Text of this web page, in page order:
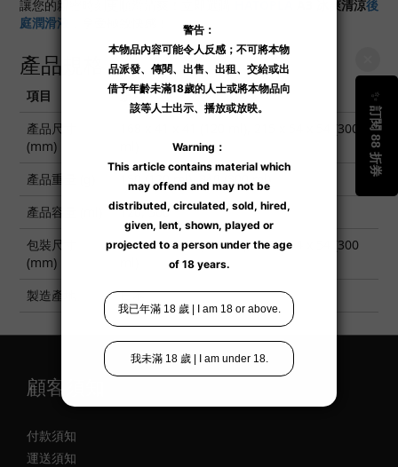
讓您的親密時刻更順滑清爽！立即選購 冰爽清涼後
庭潤滑液
產品規格
項目
規格
產品尺寸
(mm)
168 x 41 x 41 (120 ml), 215 x 54 x 54 (300
產品重量 (g)
150 (120 ml), 340 (300 ml)
產品容量 (ml)
120, 300
包裝尺寸
(mm)
168 x 41 x 41 (120 ml), 215 x 54 x 54 (300
製造產地
日本
顧客須知
付款須知
運送須知